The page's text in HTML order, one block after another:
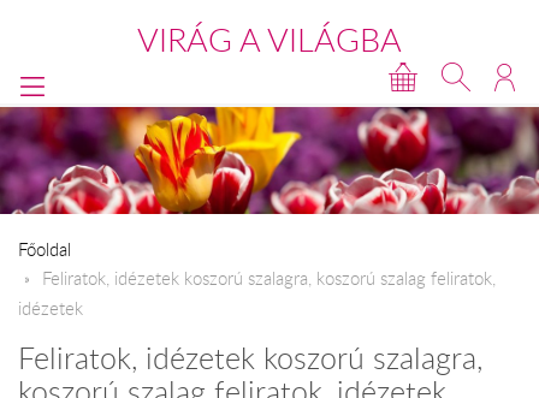
VIRÁG A VILÁGBA
Főoldal
Feliratok, idézetek koszorú szalagra, koszorú szalag feliratok,
idézetek
Feliratok, idézetek koszorú szalagra,